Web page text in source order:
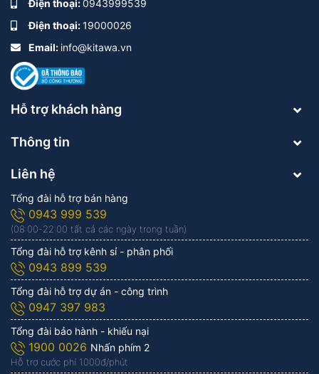
Điện thoại:0943999539
Điện thoại:19000026
Email: info@kitawa.vn
Hỗ trợ khách hàng
Thông tin
Liên hệ
Tổng đài hỗ trợ bán hàng
0943 999 539
(08:00-22:00 tất cả các ngày trong tuần)
Tổng đài hỗ trợ kênh sỉ - phân phối
0943 899 539
Tổng đài hỗ trợ dự án - công trình
0947 397 983
Tổng đài bảo hành - khiếu nại
1900 0026 Nhấn phím 2
Hỗ trợ cước phí 1.000đ/phút